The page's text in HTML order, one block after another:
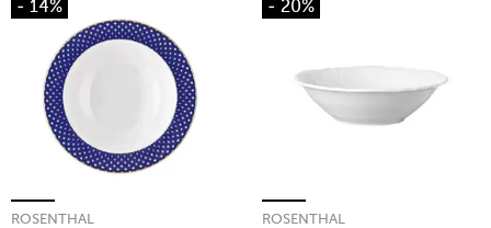
- 14%
ROSENTHAL
- 20%
ROSENTHAL